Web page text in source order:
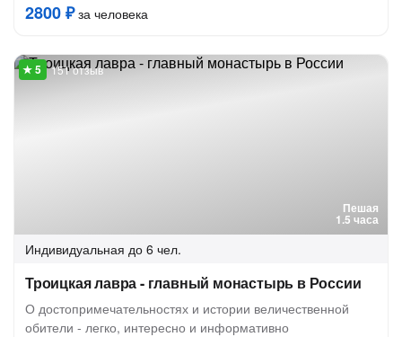
2800 ₽за человека
Пешая
1.5 часа
151 отзыв
Индивидуальная до 6 чел.
Троицкая лавра - главный монастырь в России
О достопримечательностях и истории величественной
обители - легко, интересно и информативно